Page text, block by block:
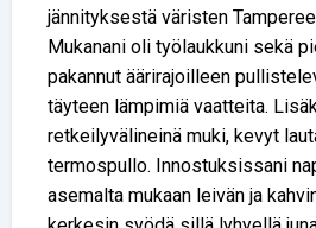
jännityksestä väristen
Mukanani oli työlaukkuni sekä
pakannut äärirajoilleen
täyteen lämpimiä vaatteita.
retkeilyvälineinä muki, kevyt
termospullo. Innostuksissani
asemalta mukaan leivän ja